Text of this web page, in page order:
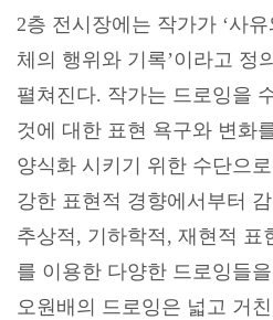
2층 전시장에는 작가가 ‘사
체의 행위와 기록’이라고 정
펼쳐진다. 작가는 드로잉을
것에 대한 표현 욕구와 변화
양식화 시키기 위한 수단으
강한 표현적 경향에서부터
추상적 , 기하학적 , 재현적 표
를 이용한 다양한 드로잉들
오원배의 드로잉은 넓고 거친